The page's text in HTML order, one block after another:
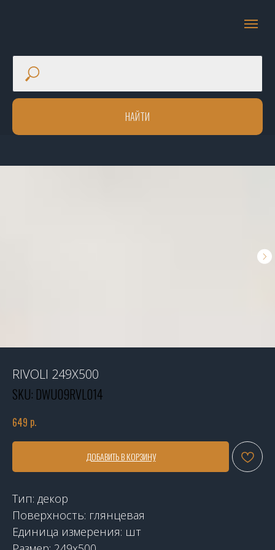
НАЙТИ
RIVOLI 249X500
SKU: DWU09RVL014
649 р.
ДОБАВИТЬ В КОРЗИНУ
Тип: декор
Поверхность: глянцевая
Единица измерения: шт